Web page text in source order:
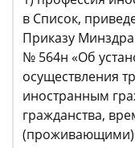
в Список,
Приказу
№ 564н «Об
осуществления
иностранным
гражданства,
(проживающими)